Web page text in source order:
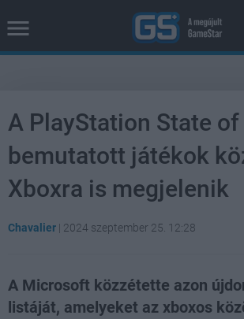
A PlayStation State of
bemutatott játékok
Xboxra is megjelenik
Chavalier | 2024 szeptember 25. 12:28
A Microsoft közzétette azon
listáját, amelyeket az xboxos